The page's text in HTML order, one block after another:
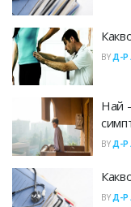
BY Д-Р
Най
BY Д-Р
BY Д-Р